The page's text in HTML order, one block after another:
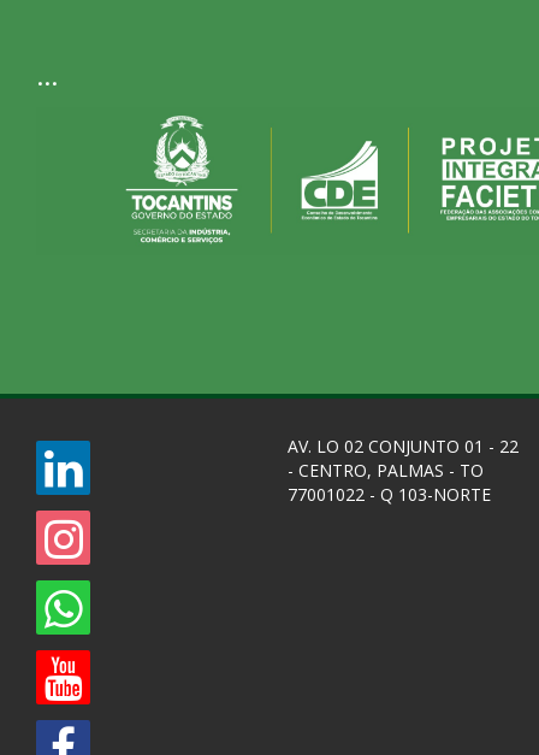
...
AV. LO 02 CONJUNTO 01 - 22
- CENTRO, PALMAS - TO
77001022 - Q 103-NORTE